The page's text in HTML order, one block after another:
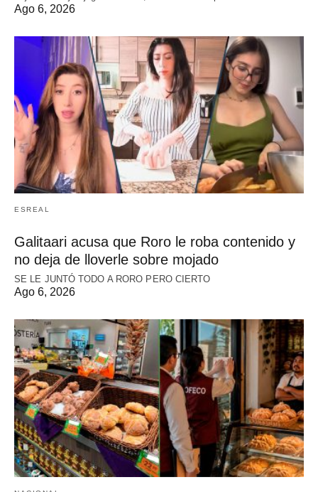
Ago 6, 2026
ESREAL
Galitaari acusa que Roro le roba contenido y
no deja de lloverle sobre mojado
SE LE JUNTÓ TODO A RORO PERO CIERTO
Ago 6, 2026